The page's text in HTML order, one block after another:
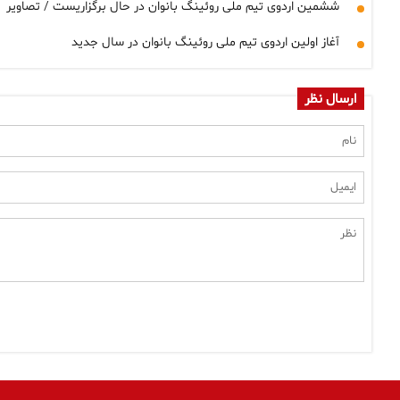
ششمین اردوی تیم ملی روئینگ بانوان در حال برگزاریست / تصاویر
آغاز اولین اردوی تیم ملی روئینگ بانوان در سال جدید
ارسال نظر